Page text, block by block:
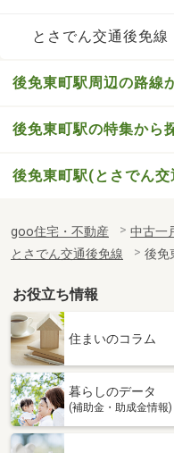
とさでん交通後免線
後免東町駅周辺の路線
後免東町駅の特集から
後免東町駅(とさでん
goo住宅・不動産 中古一
とさでん交通後免線
後免
お役立ち情報
住まいのコラム
暮らしのデータ
(補助金・助成金情報)